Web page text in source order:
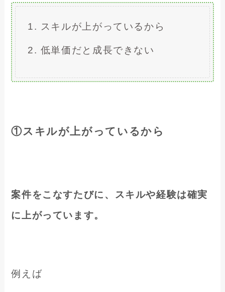
スキルが上がっているから
低単価だと成長できない
①スキルが上がっているから
案件をこなすたびに、スキルや経験は確実
に上がっています。
例えば